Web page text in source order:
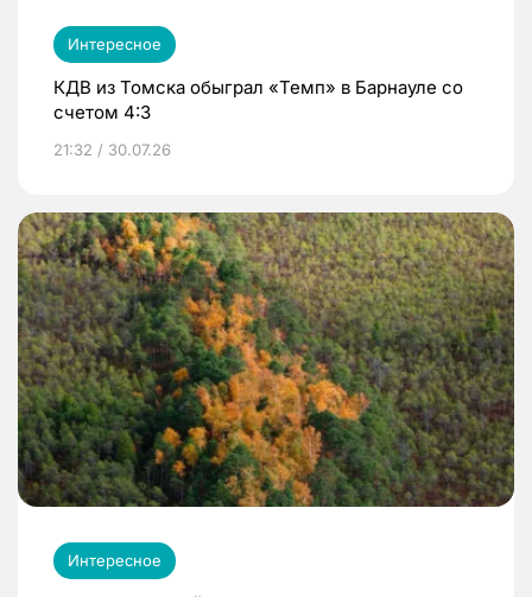
Интересное
КДВ из Томска обыграл «Темп» в Барнауле со
счетом 4:3
21:32 / 30.07.26
Интересное